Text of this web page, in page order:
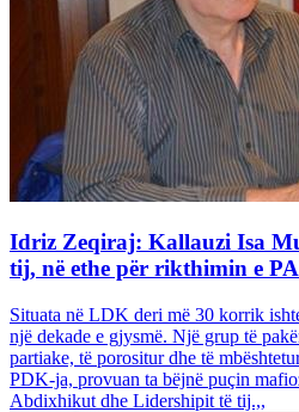
Idriz Zeqiraj: Kallauzi Isa
tij, në ethe për rikthimin e
Situata në LDK deri më 30 korrik
një dekade e gjysmë. Një grup të
partiake, të porositur dhe të
PDK-ja, provuan ta bëjnë puçin
Abdixhikut dhe Lidershipit të tij.,,